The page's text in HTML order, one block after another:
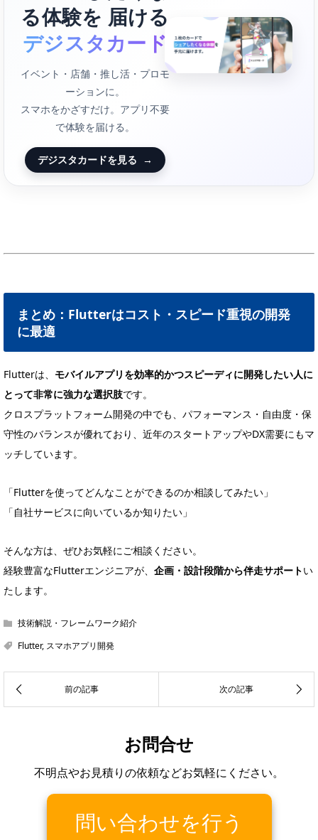
る体験を 届ける
デジスタカード
イベント・店舗・推し活・プロモ
ーションに。
スマホをかざすだけ。アプリ不要
で体験を届ける。
デジスタカードを見る →
まとめ：Flutterはコスト・スピード重視の開発
に最適
Flutterは、 モバイルアプリを効率的かつスピーディに開発したい人に
とって非常に強力な選択肢です。
クロスプラットフォーム開発の中でも、パフォーマンス・自由度・保
守性のバランスが優れており、近年のスタートアップやDX需要にもマ
ッチしています。
「Flutterを使ってどんなことができるのか相談してみたい」
「自社サービスに向いているか知りたい」
そんな方は、ぜひお気軽にご相談ください。
経験豊富なFlutterエンジニアが、 企画・設計段階から伴走サポートい
たします。
技術解説・フレームワーク紹介
Flutter, スマホアプリ開発
お問合せ
不明点やお見積りの依頼などお気軽にください。
問い合わせを行う